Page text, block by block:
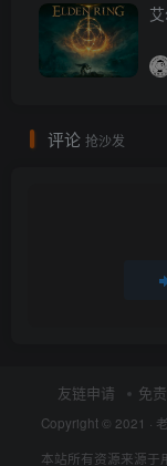
评论 抢沙发
友链申请 免
Copyright © 2021 ·
本站所有资源来源于